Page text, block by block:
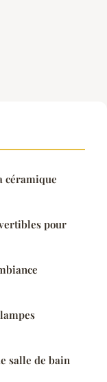
céramique
pour
salle de bain